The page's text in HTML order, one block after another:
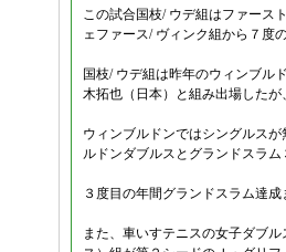
この試合国枝/ ウデ組はファース
ェファース/ ヴィンク組から７度
国枝/ ウデ組は昨年のウィンブル
木拓也（日本）と組み出場したが
ウィンブルドンではシングルス
ルドンダブルスとグランドスラム
３度目の年間グランドスラム達
また、車いすテニスの女子ダブ